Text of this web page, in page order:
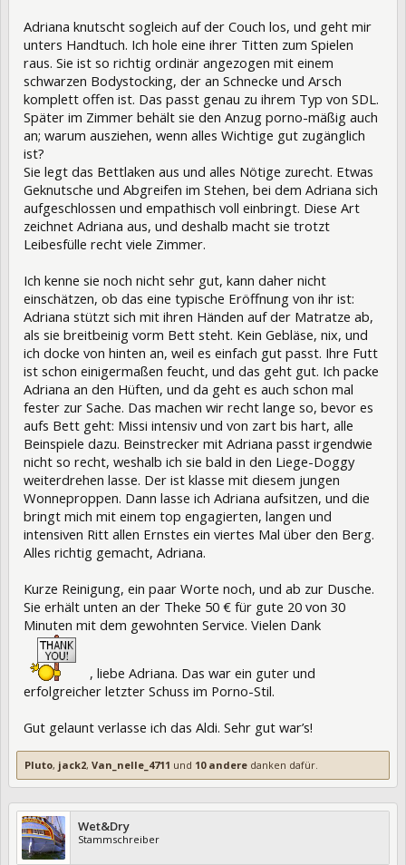
Adriana knutscht sogleich auf der Couch los, und geht mir
unters Handtuch. Ich hole eine ihrer Titten zum Spielen
raus. Sie ist so richtig ordinär angezogen mit einem
schwarzen Bodystocking, der an Schnecke und Arsch
komplett offen ist. Das passt genau zu ihrem Typ von SDL.
Später im Zimmer behält sie den Anzug porno-mäßig auch
an; warum ausziehen, wenn alles Wichtige gut zugänglich
ist?
Sie legt das Bettlaken aus und alles Nötige zurecht. Etwas
Geknutsche und Abgreifen im Stehen, bei dem Adriana sich
aufgeschlossen und empathisch voll einbringt. Diese Art
zeichnet Adriana aus, und deshalb macht sie trotzt
Leibesfülle recht viele Zimmer.
Ich kenne sie noch nicht sehr gut, kann daher nicht
einschätzen, ob das eine typische Eröffnung von ihr ist:
Adriana stützt sich mit ihren Händen auf der Matratze ab,
als sie breitbeinig vorm Bett steht. Kein Gebläse, nix, und
ich docke von hinten an, weil es einfach gut passt. Ihre Futt
ist schon einigermaßen feucht, und das geht gut. Ich packe
Adriana an den Hüften, und da geht es auch schon mal
fester zur Sache. Das machen wir recht lange so, bevor es
aufs Bett geht: Missi intensiv und von zart bis hart, alle
Beinspiele dazu. Beinstrecker mit Adriana passt irgendwie
nicht so recht, weshalb ich sie bald in den Liege-Doggy
weiterdrehen lasse. Der ist klasse mit diesem jungen
Wonneproppen. Dann lasse ich Adriana aufsitzen, und die
bringt mich mit einem top engagierten, langen und
intensiven Ritt allen Ernstes ein viertes Mal über den Berg.
Alles richtig gemacht, Adriana.
Kurze Reinigung, ein paar Worte noch, und ab zur Dusche.
Sie erhält unten an der Theke 50 € für gute 20 von 30
Minuten mit dem gewohnten Service. Vielen Dank
, liebe Adriana. Das war ein guter und
erfolgreicher letzter Schuss im Porno-Stil.
Gut gelaunt verlasse ich das Aldi. Sehr gut war’s!
Pluto, jack2, Van_nelle_4711 und 10 andere danken dafür.
Wet&Dry
Stammschreiber